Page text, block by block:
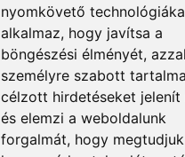
nyomkövető
alkalmaz, hogy javítsa a
böngészési élményét,
személyre szabott
célzott hirdetéseket jelenít
és elemzi a weboldalunk
forgalmát, hogy megtudjuk
Elfogadott fizetési módok